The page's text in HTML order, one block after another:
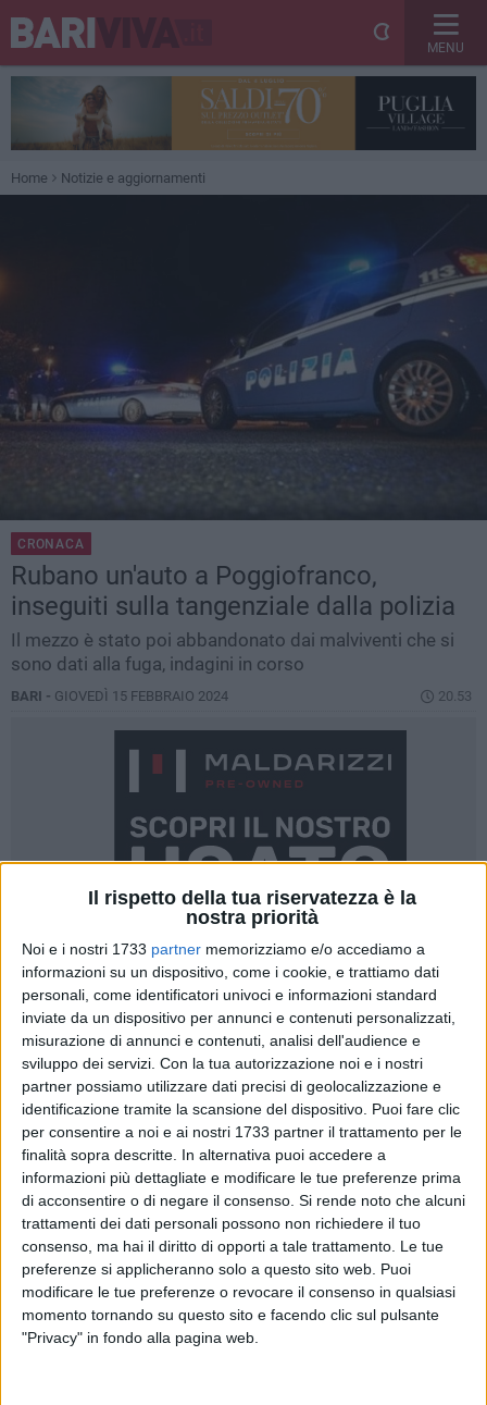
Il rispetto della tua riservatezza è la
nostra priorità
Noi e i nostri 1733 partner memorizziamo e/o accediamo a
informazioni su un dispositivo, come i cookie, e trattiamo dati
personali, come identificatori univoci e informazioni standard
inviate da un dispositivo per annunci e contenuti personalizzati,
misurazione di annunci e contenuti, analisi dell'audience e
sviluppo dei servizi. Con la tua autorizzazione noi e i nostri
partner possiamo utilizzare dati precisi di geolocalizzazione e
identificazione tramite la scansione del dispositivo. Puoi fare clic
per consentire a noi e ai nostri 1733 partner il trattamento per le
finalità sopra descritte. In alternativa puoi accedere a
informazioni più dettagliate e modificare le tue preferenze prima
di acconsentire o di negare il consenso. Si rende noto che alcuni
trattamenti dei dati personali possono non richiedere il tuo
consenso, ma hai il diritto di opporti a tale trattamento. Le tue
preferenze si applicheranno solo a questo sito web. Puoi
modificare le tue preferenze o revocare il consenso in qualsiasi
momento tornando su questo sito e facendo clic sul pulsante
"Privacy" in fondo alla pagina web.
MENU
Home Notizie e aggiornamenti
CRONACA
Rubano un'auto a Poggiofranco,
inseguiti sulla tangenziale dalla polizia
Il mezzo è stato poi abbandonato dai malviventi che si
sono dati alla fuga, indagini in corso
BARI - GIOVEDÌ 15 FEBBRAIO 2024 20.53
9
LA REDAZIONE
Scene da film questa sera sulla Ss16 all'altezza di Santo
Spirito a Bari. Una banda di malviventi, dopo aver rubato una
Jeep Renegade da via Giovanni XXIII si è data alla fuga, ma
in seguito a segnalazione le volanti hanno cercato di
rintracciare il veicolo e si sono quindi messi all'inseguimento
del mezzo sulla tangenziale.
Durante l'inseguimento i banditi, ormai braccati dalla polizia,